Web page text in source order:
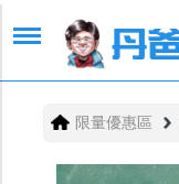
限量優惠區